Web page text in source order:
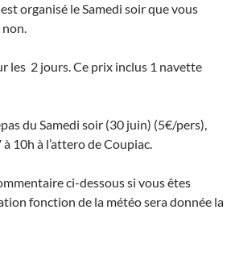
organisé le Samedi soir que vous
les 2 jours. Ce prix inclus 1 navette
du Samedi soir (30 juin) (5€/pers),
10h à l’attero de Coupiac.
ci-dessous si vous êtes
fonction de la météo sera donnée la